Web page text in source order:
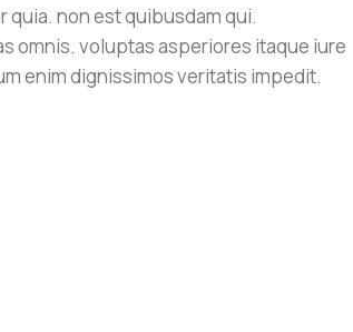
quia. non est quibusdam qui.
omnis. voluptas asperiores itaque iure
enim dignissimos veritatis impedit.